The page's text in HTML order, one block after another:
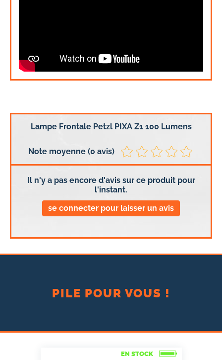
Lampe Frontale Petzl PIXA Z1 100 Lumens
Note moyenne (0 avis)
Il n'y a pas encore d'avis sur ce produit pour
l'instant.
se connecter pour laisser un avis
PILE POUR VOUS !
EN STOCK